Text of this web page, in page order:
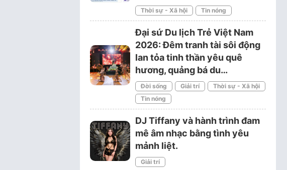
Thời sự - Xã hội Tin nóng
Đại sứ Du lịch Trẻ Việt Nam
2026: Đêm tranh tài sôi động
lan tỏa tinh thần yêu quê
hương, quảng bá du…
Đời sống Giải trí
Thời sự - Xã hội
Tin nóng
DJ Tiffany và hành trình đam
mê âm nhạc bằng tình yêu
mảnh liệt.
Giải trí